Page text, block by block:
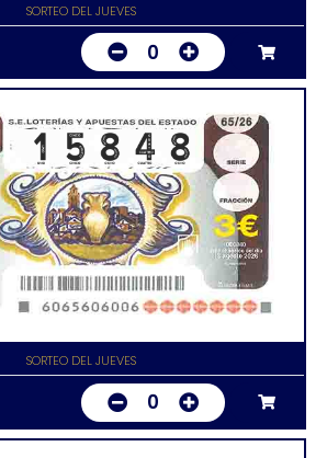
SORTEO DEL JUEVES
0
SORTEO DEL JUEVES
0